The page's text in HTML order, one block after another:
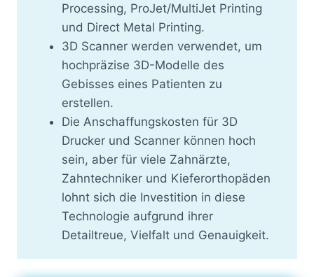
Processing, ProJet/MultiJet Printing
und Direct Metal Printing.
3D Scanner werden verwendet, um
hochpräzise 3D-Modelle des
Gebisses eines Patienten zu
erstellen.
Die Anschaffungskosten für 3D
Drucker und Scanner können hoch
sein, aber für viele Zahnärzte,
Zahntechniker und Kieferorthopäden
lohnt sich die Investition in diese
Technologie aufgrund ihrer
Detailtreue, Vielfalt und Genauigkeit.